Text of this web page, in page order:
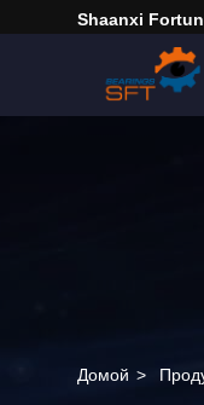
Shaanxi
Домой >